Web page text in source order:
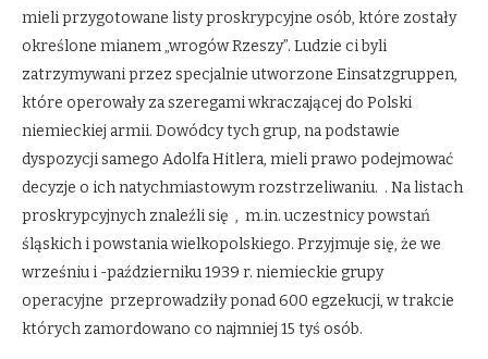
mieli przygotowane listy proskrypcyjne osób, które zostały
określone mianem „wrogów Rzeszy”. Ludzie ci byli
zatrzymywani przez specjalnie utworzone Einsatzgruppen,
które operowały za szeregami wkraczającej do Polski
niemieckiej armii. Dowódcy tych grup, na podstawie
dyspozycji samego Adolfa Hitlera, mieli prawo podejmować
decyzje o ich natychmiastowym rozstrzeliwaniu. . Na listach
proskrypcyjnych znaleźli się , m.in. uczestnicy powstań
śląskich i powstania wielkopolskiego. Przyjmuje się, że we
wrześniu i -październiku 1939 r. niemieckie grupy
operacyjne przeprowadziły ponad 600 egzekucji, w trakcie
których zamordowano co najmniej 15 tyś osób.